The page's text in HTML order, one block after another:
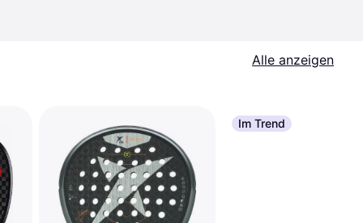
Alle anzeigen
Im Trend